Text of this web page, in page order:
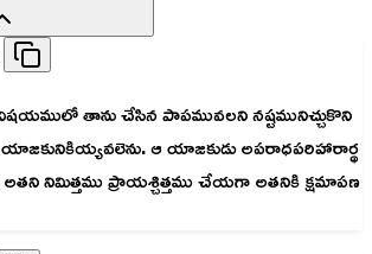
తాను చేసిన పాపమువలని నష్టమునిచ్చుకొని
ఆ యాజకుడు అపరాధపరిహారార్థ
నిమిత్తము ప్రాయశ్చిత్తము చేయగా అతనికి క్షమాపణ